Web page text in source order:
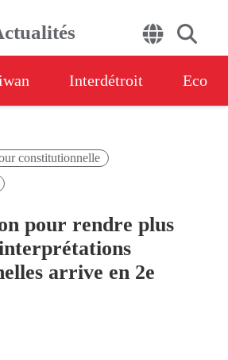
Interdétroit Eco
constitutionnelle
pour rendre plus
arrive en 2e